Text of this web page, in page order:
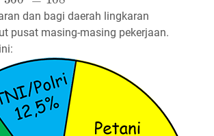
dan bagi daerah lingkaran
pusat masing-masing pekerjaan.